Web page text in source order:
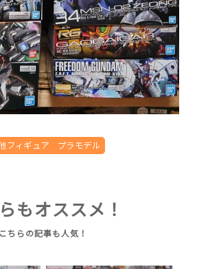
フィギュア プラモデル
もオススメ！